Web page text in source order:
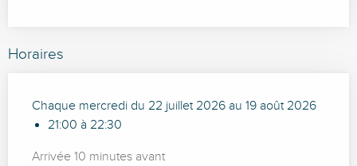
Horaires
Chaque mercredi du 22 juillet 2026 au 19 août 2026
21:00 à 22:30
Arrivée 10 minutes avant